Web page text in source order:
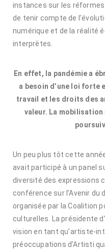
instances sur les
de tenir compte de
numérique et de la réalité
interprètes.
En effet, la pandémie a
a besoin d’une loi forte
travail et les droits des
valeur. La mobilisation
Un peu plus tôt cette
avait participé à un panel
diversité des expressions
conférence sur l’Avenir du
organisée par la Coalition
culturelles. La présidente
vision en tant qu’artiste-
préoccupations d’Artisti